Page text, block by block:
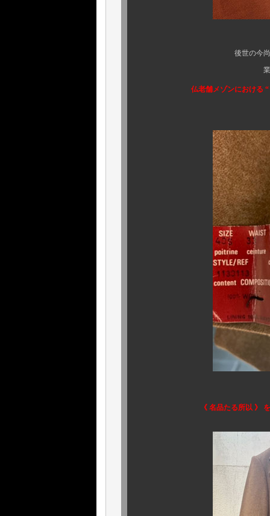
後世の今尚、ファッシ
業界人たちが
仏老舗メゾンにおけ
《 名品たる所以 》 を存分に